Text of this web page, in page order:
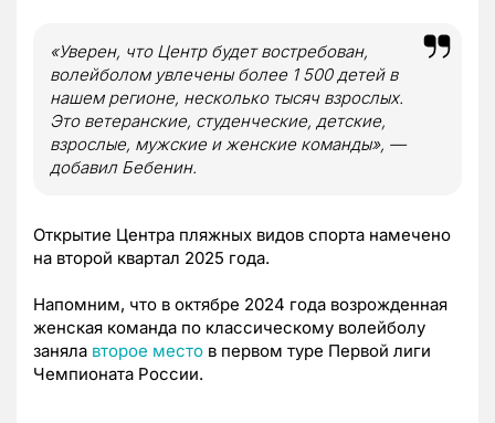
«Уверен, что Центр будет востребован,
волейболом увлечены более 1 500 детей в
нашем регионе, несколько тысяч взрослых.
Это ветеранские, студенческие, детские,
взрослые, мужские и женские команды», —
добавил Бебенин.
Открытие Центра пляжных видов спорта намечено
на второй квартал 2025 года.
Напомним, что в октябре 2024 года возрожденная
женская команда по классическому волейболу
заняла второе место в первом туре Первой лиги
Чемпионата России.